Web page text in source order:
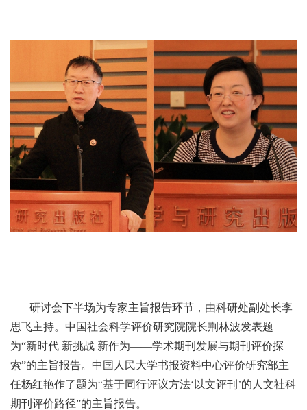
研讨会下半场为专家主旨报告环节，由科研处副处长李
思飞主持。中国社会科学评价研究院院长荆林波发表题
为“新时代 新挑战 新作为——学术期刊发展与期刊评价探
索”的主旨报告。中国人民大学书报资料中心评价研究部主
任杨红艳作了题为“基于同行评议方法‘以文评刊’的人文社科
期刊评价路径”的主旨报告。